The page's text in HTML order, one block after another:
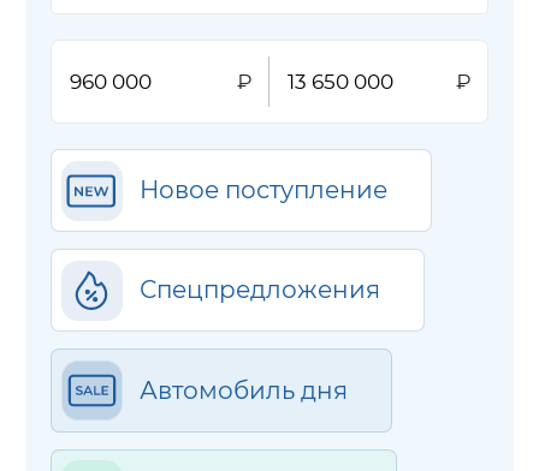
Новое поступление
Спецпредложения
Автомобиль дня